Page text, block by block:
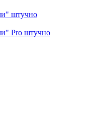
штучно
Pro штучно